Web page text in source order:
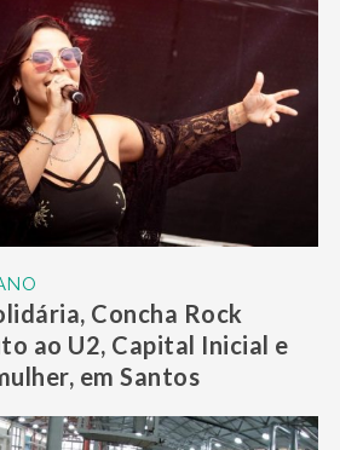
Concha Rock
ao U2, Capital Inicial e
em Santos